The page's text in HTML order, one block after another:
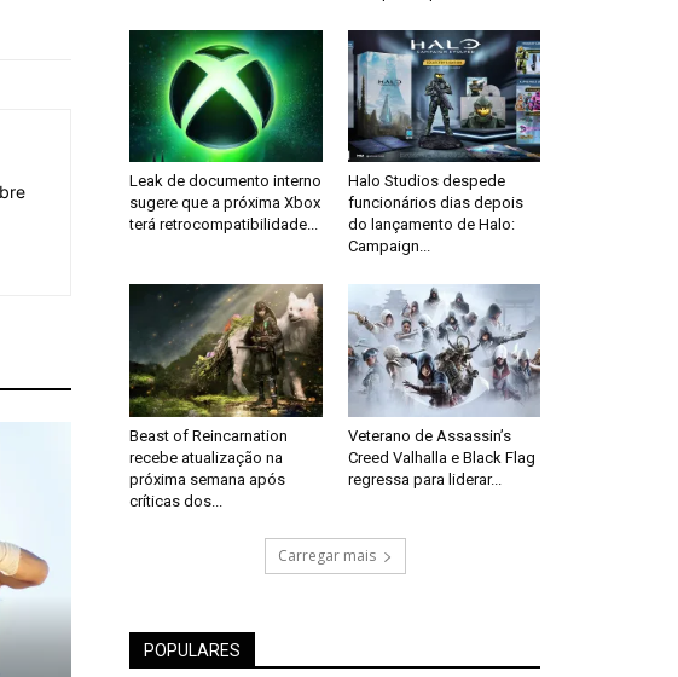
Leak de documento interno
sugere que a próxima Xbox
terá retrocompatibilidade...
Halo Studios despede
funcionários dias depois
do lançamento de Halo:
Campaign...
Beast of Reincarnation
recebe atualização na
próxima semana após
críticas dos...
Veterano de Assassin’s
Creed Valhalla e Black Flag
regressa para liderar...
Carregar mais
POPULARES